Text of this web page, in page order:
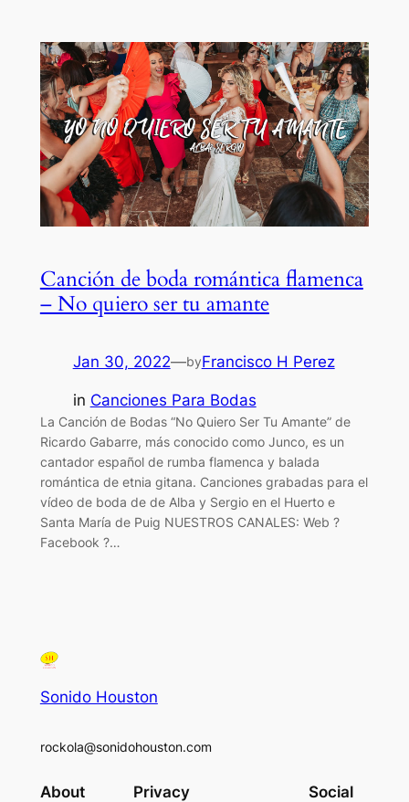
Canción de boda romántica flamenca
– No quiero ser tu amante
Jan 30, 2022—byFrancisco H Perez
in Canciones Para Bodas
La Canción de Bodas “No Quiero Ser Tu Amante” de
Ricardo Gabarre, más conocido como Junco, es un
cantador español de rumba flamenca y balada
romántica de etnia gitana. Canciones grabadas para el
vídeo de boda de de Alba y Sergio en el Huerto e
Santa María de Puig NUESTROS CANALES: Web ?
Facebook ?…
Sonido Houston
rockola@sonidohouston.com
About Privacy Social